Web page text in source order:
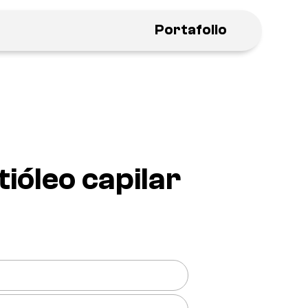
Portafolio
capilar